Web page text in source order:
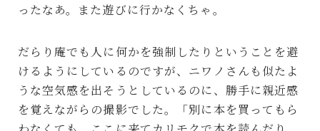
ったなあ。また遊びに行かなくちゃ。
だらり庵でも人に何かを強制したりということを避
けるようにしているのですが、ニワノさんも似たよ
うな空気感を出そうとしているのに、勝手に親近感
を覚えながらの撮影でした。「別に本を買ってもら